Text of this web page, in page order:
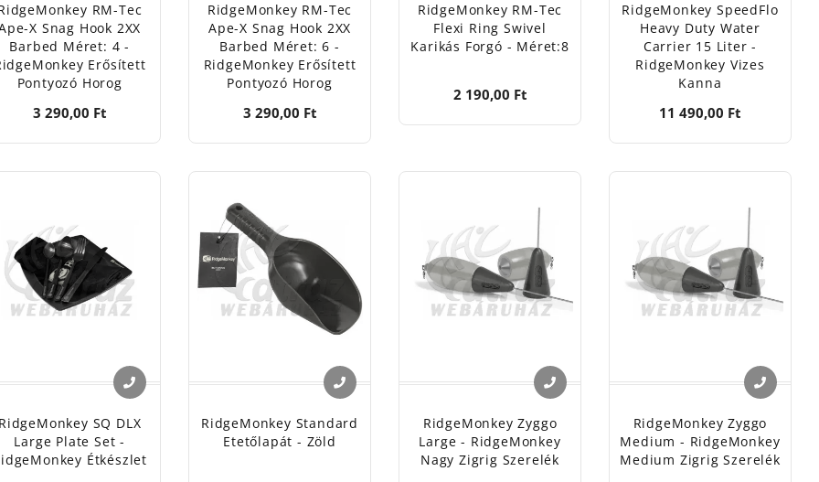
RM-Tec
X Snag Hook 2XX
Barbed Méret: 4 -
Erősített
Pontyozó Horog
3 290,00 Ft
RidgeMonkey RM-Tec
Ape-X Snag Hook 2XX
Barbed Méret: 6 -
RidgeMonkey Erősített
Pontyozó Horog
3 290,00 Ft
RidgeMonkey RM-Tec
Flexi Ring Swivel
Karikás Forgó - Méret:8
2 190,00 Ft
RidgeMonkey SpeedFlo
Heavy Duty Water
Carrier 15 Liter -
RidgeMonkey Vizes
Kanna
11 490,00 Ft
SQ DLX
Large Plate Set -
Étkészlet
RidgeMonkey Standard
Etetőlapát - Zöld
RidgeMonkey Zyggo
Large - RidgeMonkey
Nagy Zigrig Szerelék
RidgeMonkey Zyggo
Medium - RidgeMonkey
Medium Zigrig Szerelék